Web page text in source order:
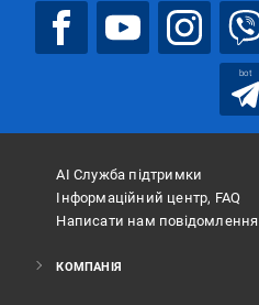
bot
АІ Служба підтримки
Інформаційний центр, FAQ
Написати нам повідомлення
КОМПАНІЯ